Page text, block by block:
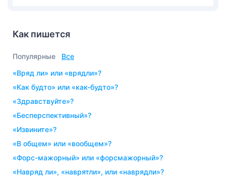
Как пишется
Популярные
Все
«вряд ли» или «врядли»?
«как будто» или «как-будто»?
«здравствуйте»?
«бесперспективный»?
«извините»?
«в общем» или «вообщем»?
«форс-мажорный» или «форсмажорный»?
«навряд ли», «наврятли», или «наврядли»?